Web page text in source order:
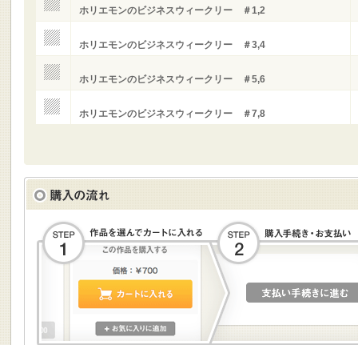
ホリエモンのビジネスウィークリー ＃1,2
ホリエモンのビジネスウィークリー ＃3,4
ホリエモンのビジネスウィークリー ＃5,6
ホリエモンのビジネスウィークリー ＃7,8